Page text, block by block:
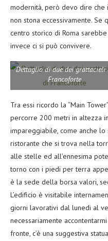
modernità, però devo dire che
non stona eccessivamente.
centro storico di Roma
invece ci si può convivere.
Dettaglio di due dei grattacieli
Francoforte
Tra essi ricordo la “Main
percorre 200 metri in altezza
impareggiabile, come anche
ristorante che si trova nella
alle stelle ed all’ennesima
torno con i piedi per terra
è la sede della borsa valori,
L’edificio è visitabile
giorni lavorativi dal lunedi al
necessariamente
fronte, c’è una suggestiva